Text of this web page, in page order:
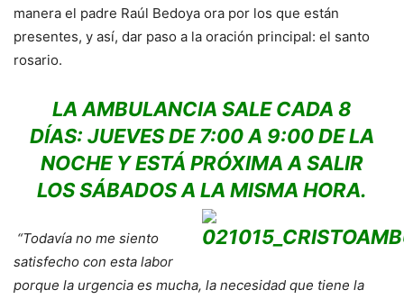
manera el padre Raúl Bedoya ora por los que están
presentes, y así, dar paso a la oración principal: el santo
rosario.
LA AMBULANCIA SALE CADA 8
DÍAS: JUEVES DE 7:00 A 9:00 DE LA
NOCHE Y ESTÁ PRÓXIMA A SALIR
LOS SÁBADOS A LA MISMA HORA.
“Todavía no me siento
satisfecho con esta labor
porque la urgencia es mucha, la necesidad que tiene la